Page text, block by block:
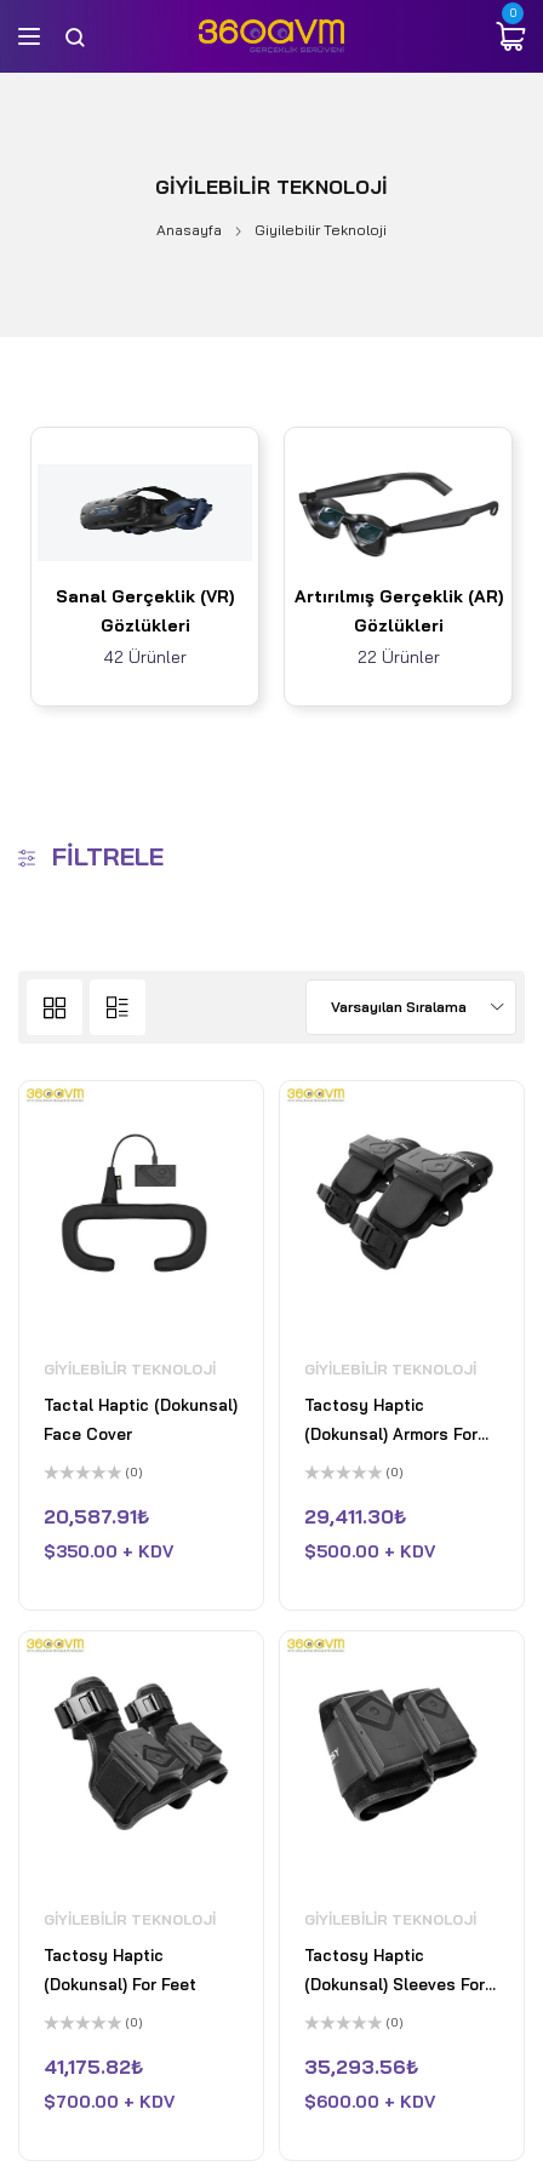
0
GIYILEBILIR TEKNOLOJI
Anasayfa Giyilebilir Teknoloji
Sanal Gerçeklik (VR)
Gözlükleri
42 Ürünler
Artırılmış Gerçeklik (AR)
Gözlükleri
22 Ürünler
FILTRELE
Varsayılan Sıralama
GIYILEBILIR TEKNOLOJI
Tactal Haptic (Dokunsal)
Face Cover
üzerinden
0
aldı
(0)
20,587.91₺
$350.00 + KDV
GIYILEBILIR TEKNOLOJI
Tactosy Haptic
(Dokunsal) Armors For
Hands
üzerinden
0
aldı
(0)
29,411.30₺
$500.00 + KDV
GIYILEBILIR TEKNOLOJI
Tactosy Haptic
(Dokunsal) For Feet
üzerinden
0
aldı
(0)
41,175.82₺
$700.00 + KDV
GIYILEBILIR TEKNOLOJI
Tactosy Haptic
(Dokunsal) Sleeves For
Army
üzerinden
0
aldı
(0)
35,293.56₺
$600.00 + KDV